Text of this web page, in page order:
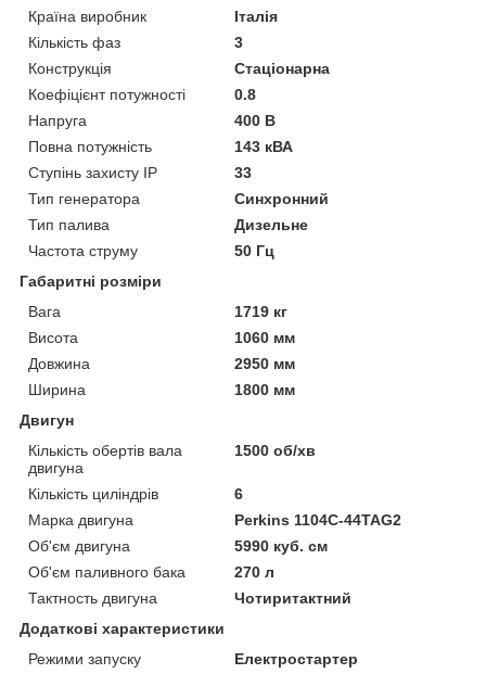
Країна виробник
Італія
Кількість фаз
3
Конструкція
Стаціонарна
Коефіцієнт потужності
0.8
Напруга
400 В
Повна потужність
143 кВА
Ступінь захисту IP
33
Тип генератора
Синхронний
Тип палива
Дизельне
Частота струму
50 Гц
Габаритні розміри
Вага
1719 кг
Висота
1060 мм
Довжина
2950 мм
Ширина
1800 мм
Двигун
Кількість обертів вала
двигуна
1500 об/хв
Кількість циліндрів
6
Марка двигуна
Perkins 1104C-44TAG2
Об'єм двигуна
5990 куб. см
Об'єм паливного бака
270 л
Тактность двигуна
Чотиритактний
Додаткові характеристики
Режими запуску
Електростартер